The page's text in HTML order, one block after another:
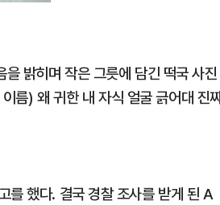
밝히며 작은 그릇에 담긴 떡국 사진
름) 왜 귀한 내 자식 얼굴 긁어대 진
를 했다. 결국 경찰 조사를 받게 된 A